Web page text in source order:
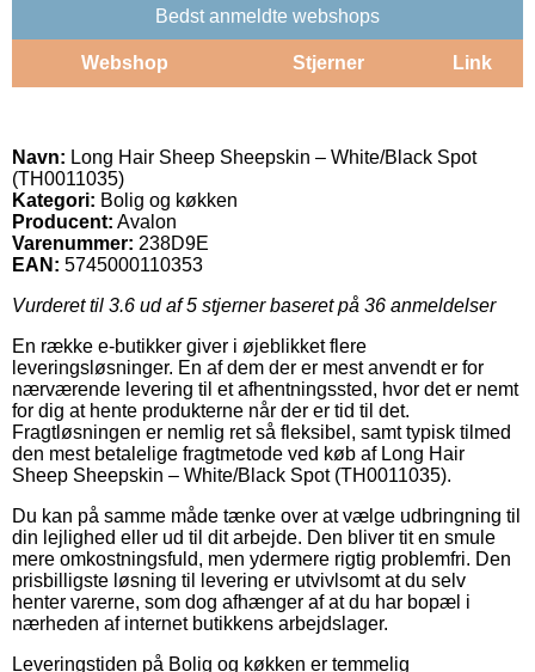
Bedst anmeldte webshops
Webshop Stjerner Link
Navn: Long Hair Sheep Sheepskin – White/Black Spot
(TH0011035)
Kategori: Bolig og køkken
Producent: Avalon
Varenummer: 238D9E
EAN: 5745000110353
Vurderet til 3.6 ud af 5 stjerner baseret på 36 anmeldelser
En række e-butikker giver i øjeblikket flere
leveringsløsninger. En af dem der er mest anvendt er for
nærværende levering til et afhentningssted, hvor det er nemt
for dig at hente produkterne når der er tid til det.
Fragtløsningen er nemlig ret så fleksibel, samt typisk tilmed
den mest betalelige fragtmetode ved køb af Long Hair
Sheep Sheepskin – White/Black Spot (TH0011035).
Du kan på samme måde tænke over at vælge udbringning til
din lejlighed eller ud til dit arbejde. Den bliver tit en smule
mere omkostningsfuld, men ydermere rigtig problemfri. Den
prisbilligste løsning til levering er utvivlsomt at du selv
henter varerne, som dog afhænger af at du har bopæl i
nærheden af internet butikkens arbejdslager.
Leveringstiden på Bolig og køkken er temmelig